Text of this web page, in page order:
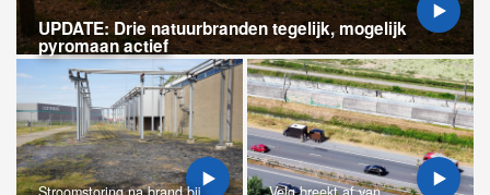
UPDATE: Drie natuurbranden tegelijk, mogelijk
pyromaan actief